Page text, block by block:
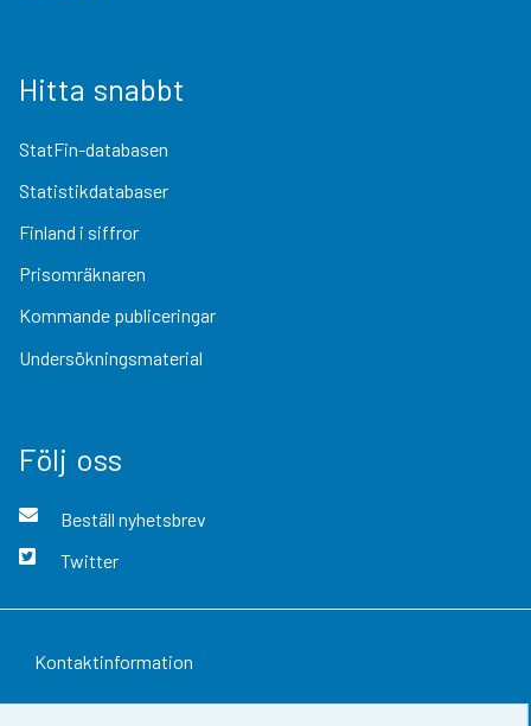
Hitta snabbt
StatFin-databasen
Statistikdatabaser
Finland i siffror
Prisomräknaren
Kommande publiceringar
Undersökningsmaterial
Följ oss
Beställ nyhetsbrev
Twitter
Kontaktinformation
Respons